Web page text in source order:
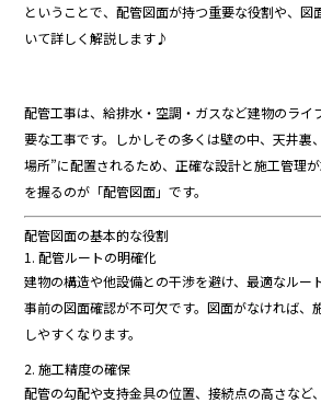
ということで、配管図面が持つ重要な役割や、図
いて詳しく解説します♪
配管工事は、給排水・ 空調・ ガスなど建物のライ
要な工事です。 しかしその多く は壁の中、天井裏、
場所”に配置されるため、正確な設計と施工管理が
を握るのが「配管図面」です。
配管図面の基本的な役割
1.配管ルートの明確化
建物の構造や他設備との干渉を避け、最適なルー
事前の図面確認が不可欠です。図面がなければ、
しやすく なり ます。
2.施工精度の確保
配管の勾配や支持金具の位置、接続点の高さなど、